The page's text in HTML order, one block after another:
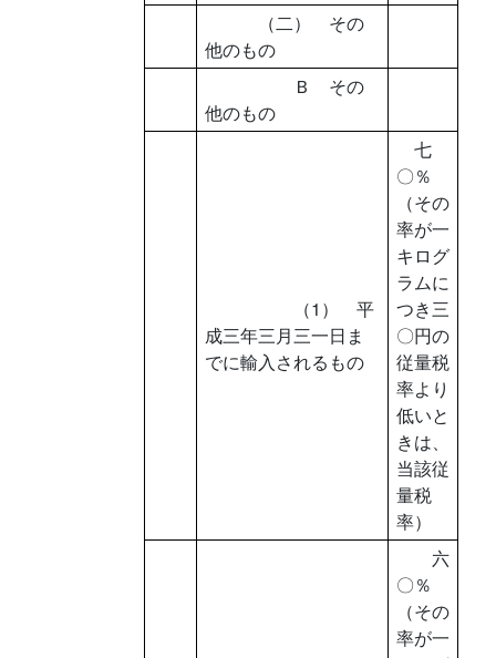
（二） その
他のもの
Ｂ その
他のもの
（1） 平
成三年三月三一日ま
でに輸入されるもの
七
〇％
（その
率が一
キログ
ラムに
つき三
〇円の
従量税
率より
低いと
きは、
当該従
量税
率）
六
〇％
（その
率が一